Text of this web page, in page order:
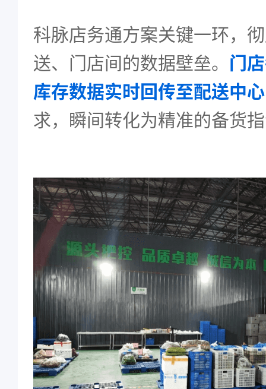
科脉店务通方案关键一环，
送、门店间的数据壁垒。 门
库存数据实时回传至配送中心
求，瞬间转化为精准的备货